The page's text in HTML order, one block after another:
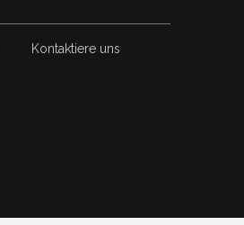
Kontaktiere uns